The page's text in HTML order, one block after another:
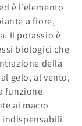
è l’elemento
a fiore,
Il potassio è
biologici che
della
gelo, al vento,
funzione
ai macro
indispensabili